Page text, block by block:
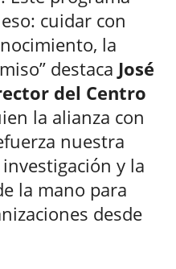
cuidar con
la
destaca José
del Centro
la alianza con
nuestra
y la
la mano para
desde